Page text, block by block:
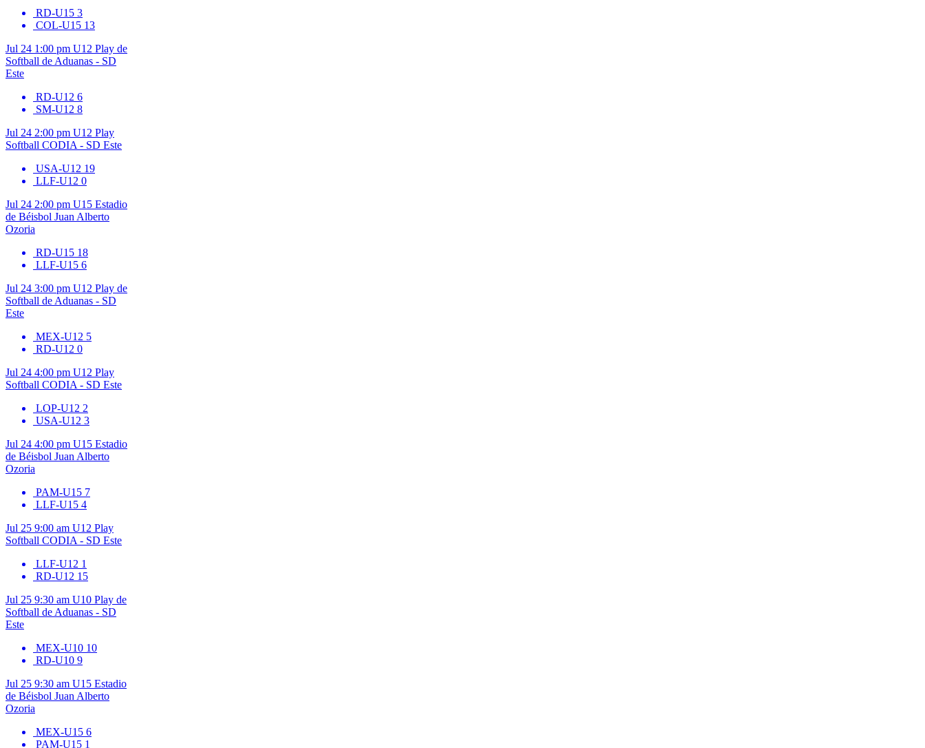
RD-U15 3
COL-U15 13
Jul 24 1:00 pm U12 Play de
Softball de Aduanas - SD
Este
RD-U12 6
SM-U12 8
Jul 24 2:00 pm U12 Play
Softball CODIA - SD Este
USA-U12 19
LLF-U12 0
Jul 24 2:00 pm U15 Estadio
de Béisbol Juan Alberto
Ozoria
RD-U15 18
LLF-U15 6
Jul 24 3:00 pm U12 Play de
Softball de Aduanas - SD
Este
MEX-U12 5
RD-U12 0
Jul 24 4:00 pm U12 Play
Softball CODIA - SD Este
LOP-U12 2
USA-U12 3
Jul 24 4:00 pm U15 Estadio
de Béisbol Juan Alberto
Ozoria
PAM-U15 7
LLF-U15 4
Jul 25 9:00 am U12 Play
Softball CODIA - SD Este
LLF-U12 1
RD-U12 15
Jul 25 9:30 am U10 Play de
Softball de Aduanas - SD
Este
MEX-U10 10
RD-U10 9
Jul 25 9:30 am U15 Estadio
de Béisbol Juan Alberto
Ozoria
MEX-U15 6
PAM-U15 1